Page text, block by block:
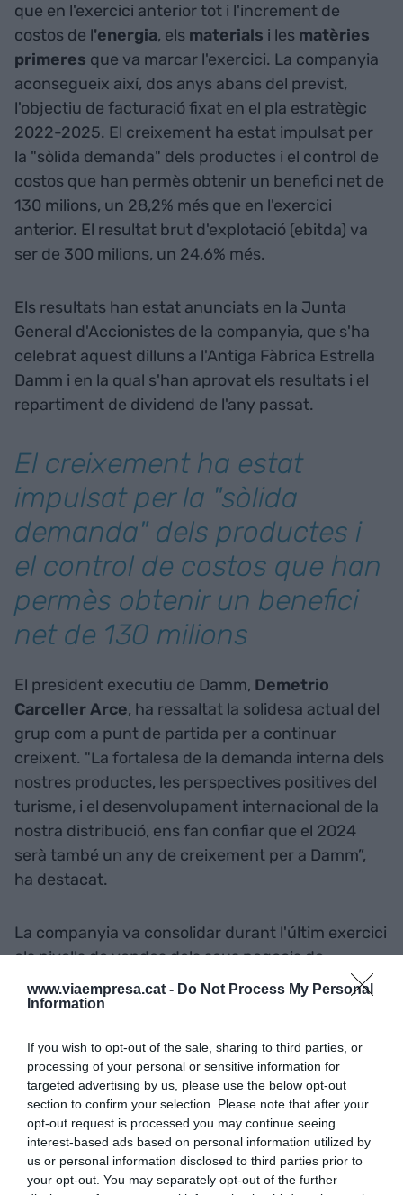
www.viaempresa.cat - Do Not Process My Personal
Information
If you wish to opt-out of the sale, sharing to third parties, or
processing of your personal or sensitive information for
targeted advertising by us, please use the below opt-out
section to confirm your selection. Please note that after your
opt-out request is processed you may continue seeing
interest-based ads based on personal information utilized by
us or personal information disclosed to third parties prior to
your opt-out. You may separately opt-out of the further
que en l'exercici anterior tot i l'increment de
costos de l'energia, els materials i les matèries
primeres que va marcar l'exercici. La companyia
aconsegueix així, dos anys abans del previst,
l'objectiu de facturació fixat en el pla estratègic
2022-2025. El creixement ha estat impulsat per
la "sòlida demanda" dels productes i el control de
costos que han permès obtenir un benefici net de
130 milions, un 28,2% més que en l'exercici
anterior. El resultat brut d'explotació (ebitda) va
ser de 300 milions, un 24,6% més.
Els resultats han estat anunciats en la Junta
General d'Accionistes de la companyia, que s'ha
celebrat aquest dilluns a l'Antiga Fàbrica Estrella
Damm i en la qual s'han aprovat els resultats i el
repartiment de dividend de l'any passat.
El creixement ha estat
impulsat per la "sòlida
demanda" dels productes i
el control de costos que han
permès obtenir un benefici
net de 130 milions
El president executiu de Damm, Demetrio
Carceller Arce, ha ressaltat la solidesa actual del
grup com a punt de partida per a continuar
creixent. "La fortalesa de la demanda interna dels
nostres productes, les perspectives positives del
turisme, i el desenvolupament internacional de la
nostra distribució, ens fan confiar que el 2024
serà també un any de creixement per a Damm”,
ha destacat.
La companyia va consolidar durant l'últim exercici
els nivells de vendes dels seus negocis de
begudes -cervesa, aigua, refrescos i lactis- i va
tancar l'any amb un volum comercialitzat de 20,8
seves operacions ha permès a la companyia
incrementar la seva plantilla fins a les 5.765
persones.
D’altra banda, durant l'acte s'ha aprovat la nova
composició del consell d'administració que, amb la